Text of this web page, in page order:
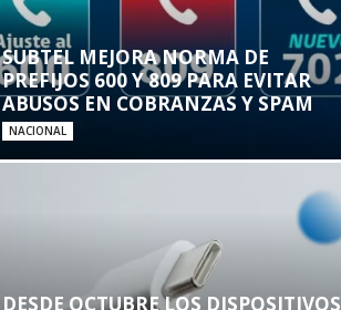
SUBTEL MEJORA NORMA DE
PREFIJOS 600 Y 809 PARA EVITAR
ABUSOS EN COBRANZAS Y SPAM
NACIONAL
DESDE OCTUBRE LOS DISPOSITIVOS